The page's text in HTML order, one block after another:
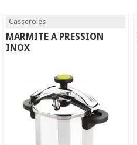
Casseroles
MARMITE A PRESSION
INOX